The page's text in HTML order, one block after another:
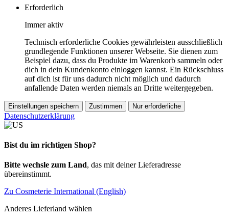
Erforderlich
Immer aktiv
Technisch erforderliche Cookies gewährleisten ausschließlich
grundlegende Funktionen unserer Webseite. Sie dienen zum
Beispiel dazu, dass du Produkte im Warenkorb sammeln oder
dich in dein Kundenkonto einloggen kannst. Ein Rückschluss
auf dich ist für uns dadurch nicht möglich und dadurch
anfallende Daten werden niemals an Dritte weitergegeben.
Einstellungen speichern Zustimmen Nur erforderliche
Datenschutzerklärung
Bist du im richtigen Shop?
Bitte wechsle zum Land, das mit deiner Lieferadresse
übereinstimmt.
Zu Cosmeterie International (English)
Anderes Lieferland wählen